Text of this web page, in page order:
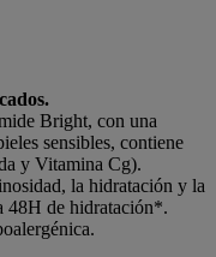
Bright, con una
sensibles, contiene
y Vitamina Cg).
la hidratación y la
48H de hidratación*.